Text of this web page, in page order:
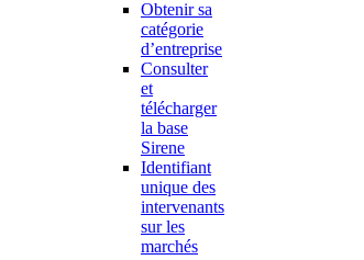
Obtenir sa
catégorie
d’entreprise
Consulter
et
télécharger
la base
Sirene
Identifiant
unique des
intervenants
sur les
marchés